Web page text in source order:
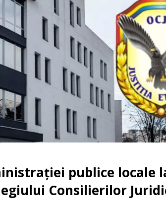
publice locale
Consilierilor